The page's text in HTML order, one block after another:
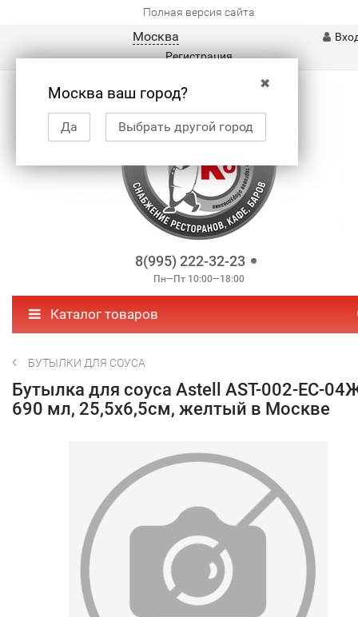
Полная версия сайта
Москва
✖
Москва ваш город?
Да Выбрать другой город
Регистрация
8(995) 222-32-23
Пн—Пт 10:00—18:00
Каталог товаров
БУТЫЛКИ ДЛЯ СОУСА
Бутылка для соуса Astell AST-002-ЕС-
690 мл, 25,5х6,5см, желтый в Москве